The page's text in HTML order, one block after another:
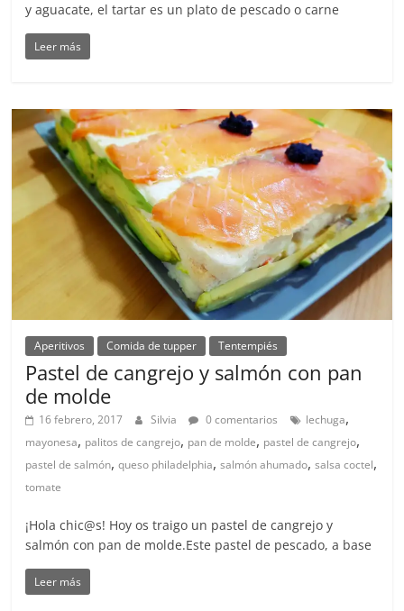
y aguacate, el tartar es un plato de pescado o carne
Leer más
Aperitivos Comida de tupper Tentempiés
Pastel de cangrejo y salmón con pan
de molde
16 febrero, 2017 Silvia 0 comentarios lechuga,
mayonesa, palitos de cangrejo, pan de molde, pastel de cangrejo,
pastel de salmón,queso philadelphia,salmón ahumado,salsa coctel,
tomate
¡Hola chic@s! Hoy os traigo un pastel de cangrejo y
salmón con pan de molde.Este pastel de pescado, a base
Leer más